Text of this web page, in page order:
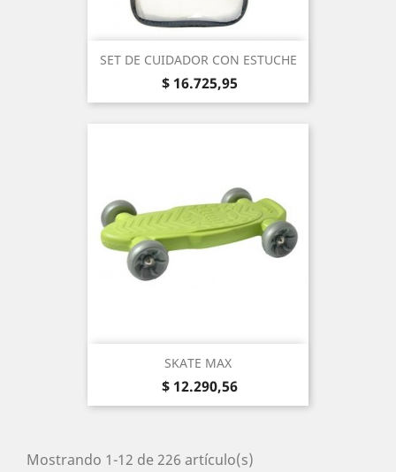
SET DE CUIDADOR CON ESTUCHE
Precio
$ 16.725,95
SKATE MAX
Precio
$ 12.290,56
Mostrando 1-12 de 226 artículo(s)